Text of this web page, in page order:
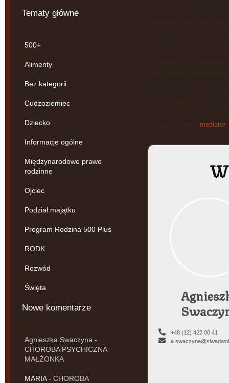
mediator,
+48 (12) 422 00 41
Tematy główne
500+
Alimenty
Bez kategorii
Cudzoziemiec
Dziecko
Informacje ogólne
Międzynarodowe prawo
rodzinne
Ojciec
Podział majątku
Program Rodzina 500 Plus
RODK
Rozwód
Święta
Nowe komentarze
Agnieszka Swaczyna -
CHOROBA PSYCHICZNA
MAŁŻONKA
MARIA- CHOROBA